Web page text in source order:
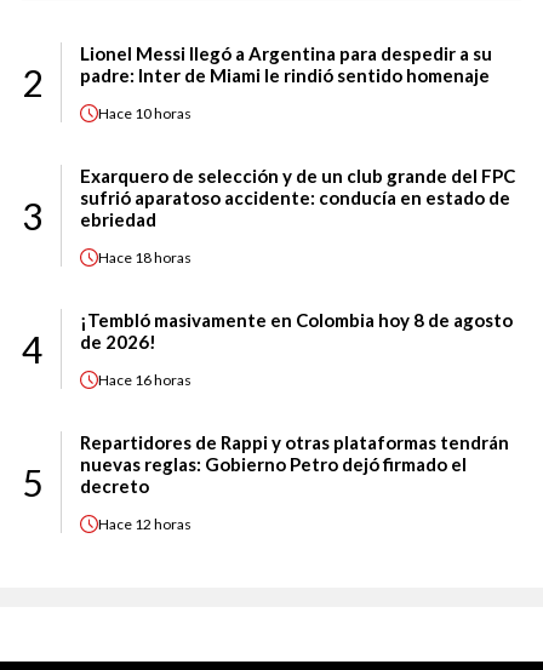
2
Lionel Messi llegó a Argentina para despedir a su
padre: Inter de Miami le rindió sentido homenaje
Hace 10 horas
3
Exarquero de selección y de un club grande del FPC
sufrió aparatoso accidente: conducía en estado de
ebriedad
Hace 18 horas
4
¡Tembló masivamente en Colombia hoy 8 de agosto
de 2026!
Hace 16 horas
5
Repartidores de Rappi y otras plataformas tendrán
nuevas reglas: Gobierno Petro dejó firmado el
decreto
Hace 12 horas